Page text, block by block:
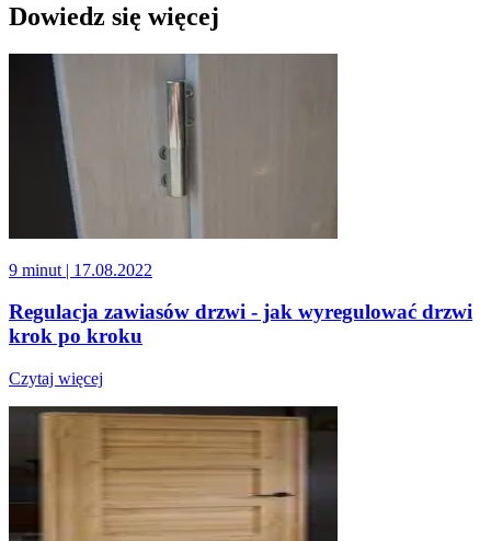
Dowiedz się więcej
9 minut | 17.08.2022
Regulacja zawiasów drzwi - jak wyregulować drzwi
krok po kroku
Czytaj więcej